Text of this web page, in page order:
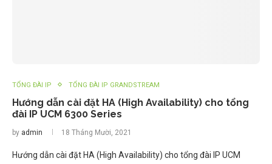
TỔNG ĐÀI IP TỔNG ĐÀI IP GRANDSTREAM
Hướng dẫn cài đặt HA (High Availability) cho tổng
đài IP UCM 6300 Series
by admin 18 Tháng Mười, 2021
Hướng dẫn cài đặt HA (High Availability) cho tổng đài IP UCM